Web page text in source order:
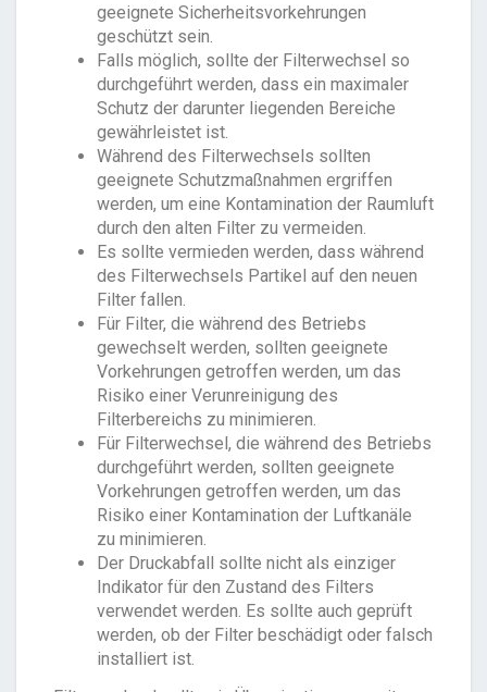
geeignete Sicherheitsvorkehrungen
geschützt sein.
Falls möglich, sollte der Filterwechsel so
durchgeführt werden, dass ein maximaler
Schutz der darunter liegenden Bereiche
gewährleistet ist.
Während des Filterwechsels sollten
geeignete Schutzmaßnahmen ergriffen
werden, um eine Kontamination der Raumluft
durch den alten Filter zu vermeiden.
Es sollte vermieden werden, dass während
des Filterwechsels Partikel auf den neuen
Filter fallen.
Für Filter, die während des Betriebs
gewechselt werden, sollten geeignete
Vorkehrungen getroffen werden, um das
Risiko einer Verunreinigung des
Filterbereichs zu minimieren.
Für Filterwechsel, die während des Betriebs
durchgeführt werden, sollten geeignete
Vorkehrungen getroffen werden, um das
Risiko einer Kontamination der Luftkanäle
zu minimieren.
Der Druckabfall sollte nicht als einziger
Indikator für den Zustand des Filters
verwendet werden. Es sollte auch geprüft
werden, ob der Filter beschädigt oder falsch
installiert ist.